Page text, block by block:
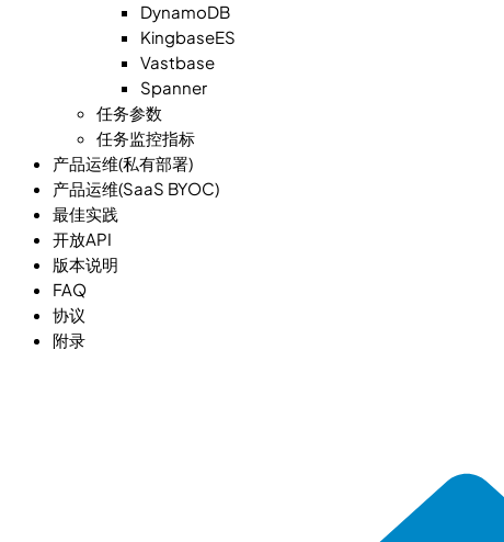
DynamoDB
KingbaseES
Vastbase
Spanner
任务参数
任务监控指标
产品运维(私有部署)
产品运维(SaaS BYOC)
最佳实践
开放API
版本说明
FAQ
协议
附录